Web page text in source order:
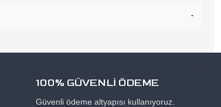
-
100% GÜVENLİ ÖDEME
Güvenli ödeme altyapısı kullanıyoruz.